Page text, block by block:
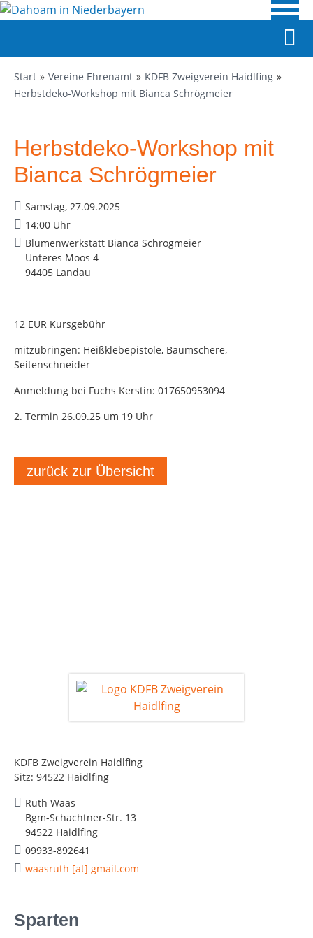
Start Vereine Ehrenamt
KDFB Zweigverein Haidlfing
Herbstdeko-Workshop mit Bianca Schrögmeier
KDFB Zweigverein Haidlfing
Sitz: 94522 Haidlfing
Ruth Waas
Bgm-Schachtner-Str. 13
94522 Haidlfing
09933-892641
waasruth [at] gmail.com
Sparten
Herbstdeko-Workshop mit
Bianca Schrögmeier
Samstag, 27.09.2025
14:00 Uhr
Blumenwerkstatt Bianca Schrögmeier
Unteres Moos 4
94405 Landau
12 EUR Kursgebühr
mitzubringen: Heißklebepistole, Baumschere,
Seitenschneider
Anmeldung bei Fuchs Kerstin: 017650953094
2. Termin 26.09.25 um 19 Uhr
zurück zur Übersicht